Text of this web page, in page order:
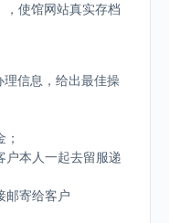
，使馆网站真实存档
理信息，给出最佳操
户本人一起去留服递
邮寄给客户